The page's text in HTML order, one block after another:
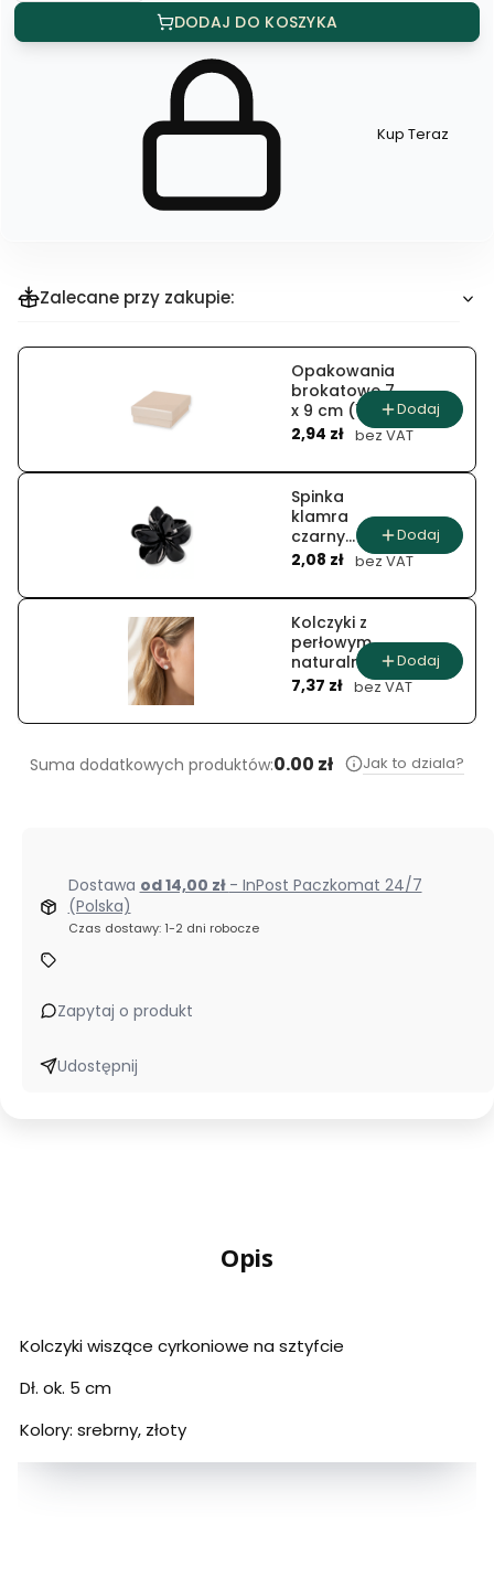
DODAJ DO KOSZYKA
Szybki
produktu
Kolczyki
Kup Teraz
Zalecane przy zakupie:
Opakowania
brokatowe 7
x 9 cm (12
szt.)
Cena
2,94 zł bez VAT
Dodaj
Spinka
klamra
czarny
kwiat
Cena
2,08 zł bez VAT
Dodaj
Kolczyki z
perłowym
naturalnym
jadeitem
Cena
7,37 zł bez VAT
Dodaj
Suma dodatkowych produktów:0.00 zł Jak to dziala?
Dostawa od 14,00 zł - InPost Paczkomat 24/7
(Polska)
Czas dostawy: 1-2 dni robocze
Zapytaj o produkt
Udostępnij
Opis
Kolczyki wiszące cyrkoniowe na sztyfcie
Dł. ok. 5 cm
Kolory: srebrny, złoty